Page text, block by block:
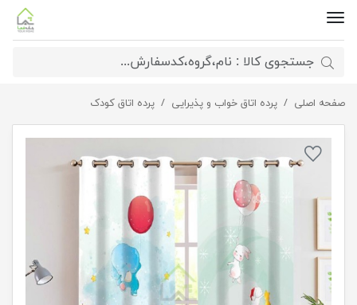
صفحه اصلی پرده اتاق خواب و پذیرایی پرده اتاق کودک پرده کودک طرح کیوتی